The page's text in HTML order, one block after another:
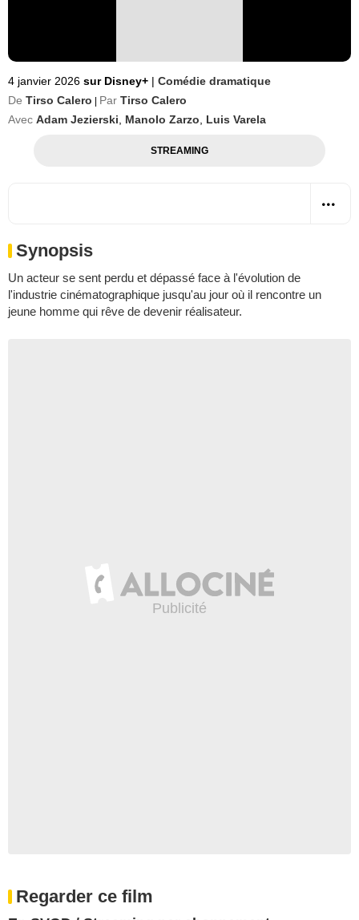
4 janvier 2026 sur Disney+ | Comédie dramatique
De Tirso Calero Par Tirso Calero
Avec Adam Jezierski Manolo Zarzo Luis Varela
STREAMING
Synopsis
Un acteur se sent perdu et dépassé face à l'évolution de
l'industrie cinématographique jusqu'au jour où il rencontre un
jeune homme qui rêve de devenir réalisateur.
Regarder ce film